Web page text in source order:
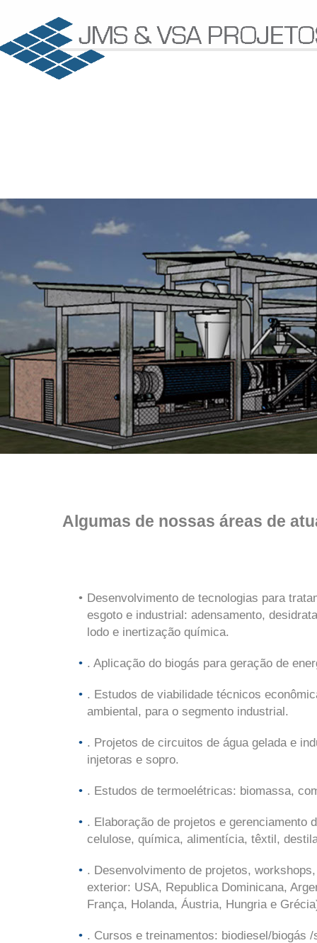
Algumas de nossas áreas de
Desenvolvimento de tecnologias para
esgoto e industrial: adensamento,
lodo e inertização química.
. Aplicação do biogás para geração de
. Estudos de viabilidade técnicos
ambiental, para o segmento industrial.
. Projetos de circuitos de água gelada e
injetoras e sopro.
. Estudos de termoelétricas: biomassa,
. Elaboração de projetos e gerenciamento
celulose, química, alimentícia, têxtil,
. Desenvolvimento de projetos,
exterior: USA, Republica Dominicana,
França, Holanda, Áustria, Hungria e
. Cursos e treinamentos: biodiesel/biogás